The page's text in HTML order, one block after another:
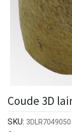
Coude 3D
SKU: 3DLR7049050